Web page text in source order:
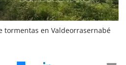
tormentas en Valdeorrasernabé